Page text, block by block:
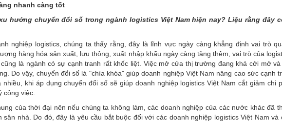
nhanh càng tốt
hướng chuyển đổi số trong ngành logistics Việt Nam hiện nay? Liệu rằng đây
nghiệp logistics, chúng ta thấy rằng, đây là lĩnh vực ngày càng khẳng định vai trò
hàng hóa sản xuất, lưu thông, xuất nhập khẩu ngày càng tăng thêm, vai trò của
là ngành có sự cạnh tranh rất khốc liệt. Việc mở cửa thị trường đang khá cởi mở
Do vậy, chuyển đổi số là "chìa khóa" giúp doanh nghiệp Việt Nam nâng cao sức cạnh
khi áp dụng chuyển đổi số sẽ giúp doanh nghiệp logistics Việt Nam cắt giảm chi
công việc.
của thời đại nên nếu chúng ta không làm, các doanh nghiệp của các nước khác đã
nhà. Do đó, đây là yêu cầu bắt buộc đối với các doanh nghiệp logistics Việt Nam và